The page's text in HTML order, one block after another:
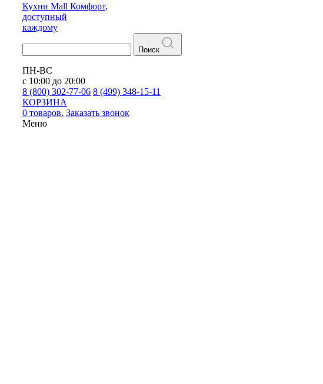
Кухни Mall Комфорт,
доступный
каждому
Поиск
ПН-ВС
с 10:00 до 20:00
8 (800) 302-77-06 8 (499) 348-15-11
КОРЗИНА
0 товаров. Заказать звонок
Меню